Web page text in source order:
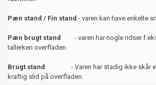
Pæn stand / Fin stand - varen kan have enkelte
Pæn brugt stand
- varen har nogle ridser
tallerken overfladen
Brugt stand
- Varen har stadig ikke skår
kraftig slid på overfladen.